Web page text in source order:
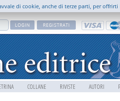
COLLANE RIVISTE AUTORI
di cookie, anche di terze parti, per